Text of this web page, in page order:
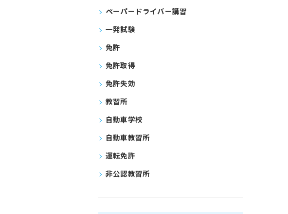
ペーパードライバー講習
一発試験
免許
免許取得
免許失効
教習所
自動車学校
自動車教習所
運転免許
非公認教習所